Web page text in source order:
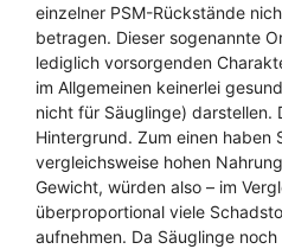
einzelner PSM-Rückstände
betragen. Dieser sogenannte
lediglich vorsorgenden
im Allgemeinen keinerlei
nicht für Säuglinge) darstellen.
Hintergrund. Zum einen haben
vergleichsweise hohen
Gewicht, würden also – im
überproportional viele
aufnehmen. Da Säuglinge